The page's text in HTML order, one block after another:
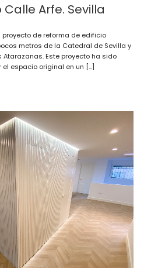
Arfe. Sevilla
de reforma de edificio
metros de la Catedral de Sevilla y
Este proyecto ha sido
espacio original en un […]